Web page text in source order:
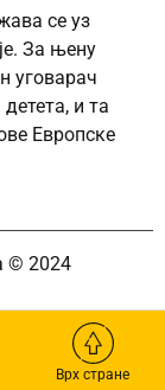
се уз
За њену
уговарач
и та
Европске
© 2024
Врх стране